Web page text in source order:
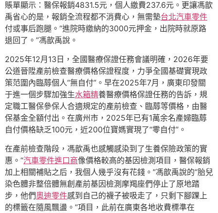
賬單顯示：醫保報銷4831.5元，個人繳費237.6元。更讓馮歆
禹省心的是，報銷全流程都不消費心，無需墊台北汽車零件
付或事后跑腿。“進院時繳納的3000元押金，出院時就原路
退回了。”馮歆禹說。
2025年12月13日，全國醫療保證任務會議明確，2026年要
公道晉陞產前檢查醫療價格保證程度，力爭全國基礎實現政
策范圍內臨蓐個人“無自付”。早在2025年7月，廣東印發關
于進一個步驟加強生水箱精養醫療價格保證任務的告訴，規
定職工醫保參保人合適規定的產前檢查、臨蓐等價格，由醫
保基金全額付出。在廣州市，2025年已有1萬余名產婦臨蓐
自付價格缺乏100元，近200位寶媽實現了“零自付”。
在產前檢查階段，馮歆禹也感觸感染到了生養保險政策的實
惠。“汽車零件進口商像價格較高的基因檢測項目，醫保報銷
加上相關補貼之后，我個人幾乎沒有花錢。”馮歆禹說的“胎兒
染色體非整倍體無創產前基因檢測摩羯座們停止了原地踏
步，他們奧迪零件感到自己的襪子被吸走了，只剩下腳踝上
的標籤在隨風飄盪。”項目，此前在廣東各地收費標準在